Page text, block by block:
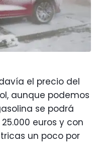
el precio del
aunque podemos
se podrá
euros y con
un poco por